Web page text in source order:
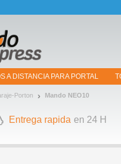
A DISTANCIA PARA PORTAL
Porton Mando NEO10
Entrega rapida en 24 H